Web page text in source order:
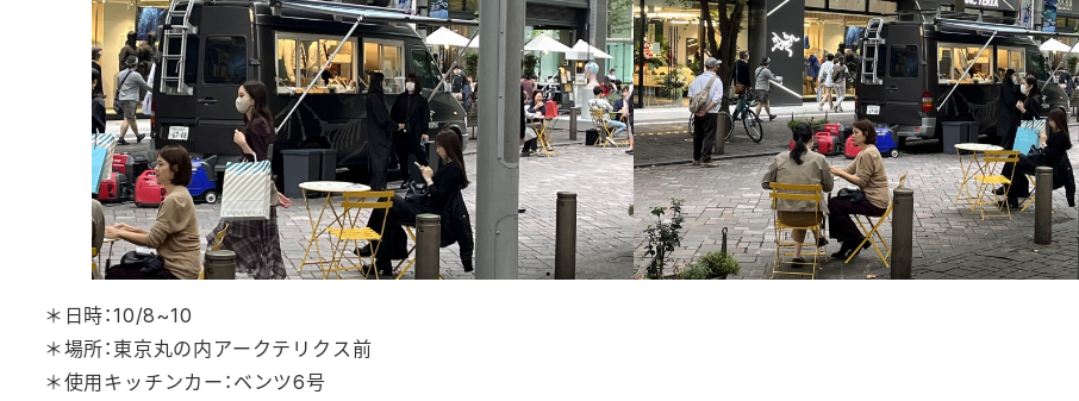
＊日時：10/8~10
＊場所：東京丸の内アークテリクス前
＊使用キッチンカー：ベンツ6号